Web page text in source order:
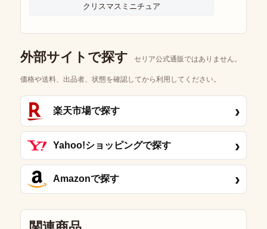
クリスマスミニチュア
外部サイトで探す セリア公式通販ではありません。
価格や送料、出品者、状態を確認してから利用してください。
楽天市場で探す ›
Yahoo!ショッピングで探す ›
Amazonで探す ›